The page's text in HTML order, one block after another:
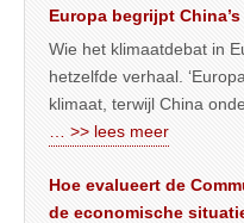
Europa begrijpt
Wie het klimaatdebat in
hetzelfde verhaal.
klimaat, terwijl China
… >> lees meer
Hoe evalueert de
de economische